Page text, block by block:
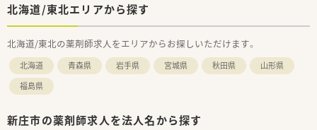
北海道/東北エリアから探す
北海道/東北の薬剤師求人をエリアからお探しいただけます。
北海道 青森県 岩手県 宮城県 秋田県
山形県
福島県
新庄市の薬剤師求人を法人名から探す